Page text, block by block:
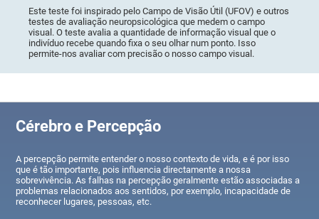
Este teste foi inspirado pelo Campo de Visão Útil (UFOV) e outros
testes de avaliação neuropsicológica que medem o campo
visual. O teste avalia a quantidade de informação visual que o
indivíduo recebe quando fixa o seu olhar num ponto. Isso
permite-nos avaliar com precisão o nosso campo visual.
Cérebro e Percepção
A percepção permite entender o nosso contexto de vida, e é por isso
que é tão importante, pois influencia directamente a nossa
sobrevivência. As falhas na percepção geralmente estão associadas a
problemas relacionados aos sentidos, por exemplo, incapacidade de
reconhecer lugares, pessoas, etc.